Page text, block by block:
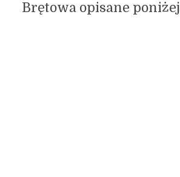
Brętowa opisane poniżej